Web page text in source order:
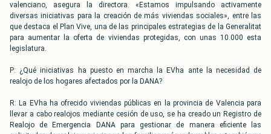
valenciano, asegura la directora. «Estamos impulsando activamente
diversas iniciativas para la creación de más viviendas sociales», entre las
que destaca el Plan Vive, una de las principales estrategias de la Generalitat
para aumentar la oferta de viviendas protegidas, con unas 10.000 esta
legislatura.
P: ¿Qué iniciativas ha puesto en marcha la EVha ante la necesidad de
realojo de los hogares afectados por la DANA?
R: La EVha ha ofrecido viviendas públicas en la provincia de Valencia para
llevar a cabo realojos mediante cesión de uso, se ha creado un Registro de
Realojo de Emergencia DANA para gestionar de manera eficiente las